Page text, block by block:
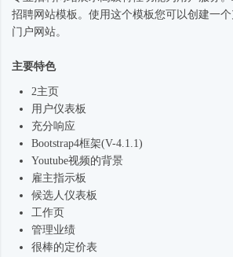
招聘网站模板 。使用这个模板您可以创建一
门户网站。
主要特色
2主页
用户仪表板
充分响应
Bootstrap4框架(V-4.1.1)
Youtube视频的背景
雇主指示板
候选人仪表板
工作页
管理业绩
很棒的定价表